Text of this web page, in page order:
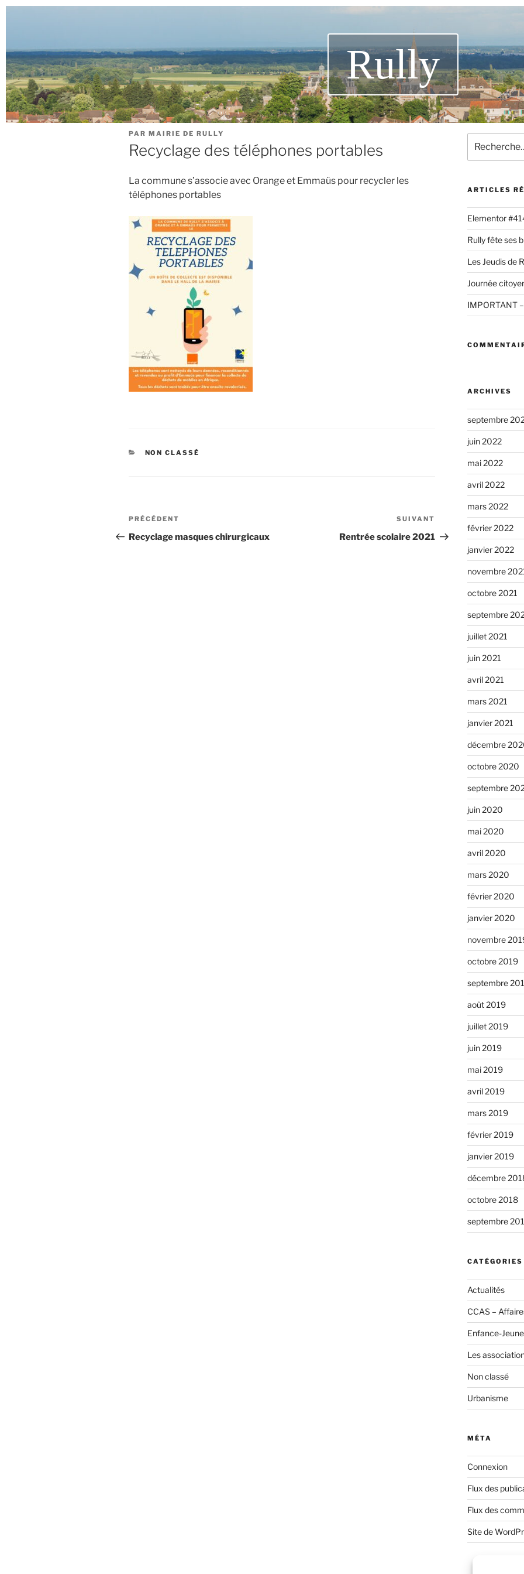
Rully
PAR MAIRIE DE RULLY
Recyclage des téléphones portables
La commune s’associe avec Orange et Emmaüs pour recycler les
téléphones portables
NON CLASSÉ
PRÉCÉDENT
Recyclage masques chirurgicaux
SUIVANT
Rentrée scolaire 2021
ARTICLES
Elementor
Rully fête ses
Les Jeudis de
Journée
IMPORTANT
ARCHIVES
septembre
juin 2022
mai 2022
avril 2022
mars 2022
février 2022
janvier 2022
novembre
octobre 2021
septembre
juillet 2021
juin 2021
avril 2021
mars 2021
janvier 2021
décembre
octobre 2020
septembre
juin 2020
mai 2020
avril 2020
mars 2020
février 2020
janvier 2020
novembre
octobre 2019
septembre
août 2019
juillet 2019
juin 2019
mai 2019
avril 2019
mars 2019
février 2019
janvier 2019
décembre
octobre 2018
septembre
CATÉGORIES
Actualités
CCAS –
Enfance-
Les
Non classé
Urbanisme
MÉTA
Connexion
Flux des
Flux des
Site de